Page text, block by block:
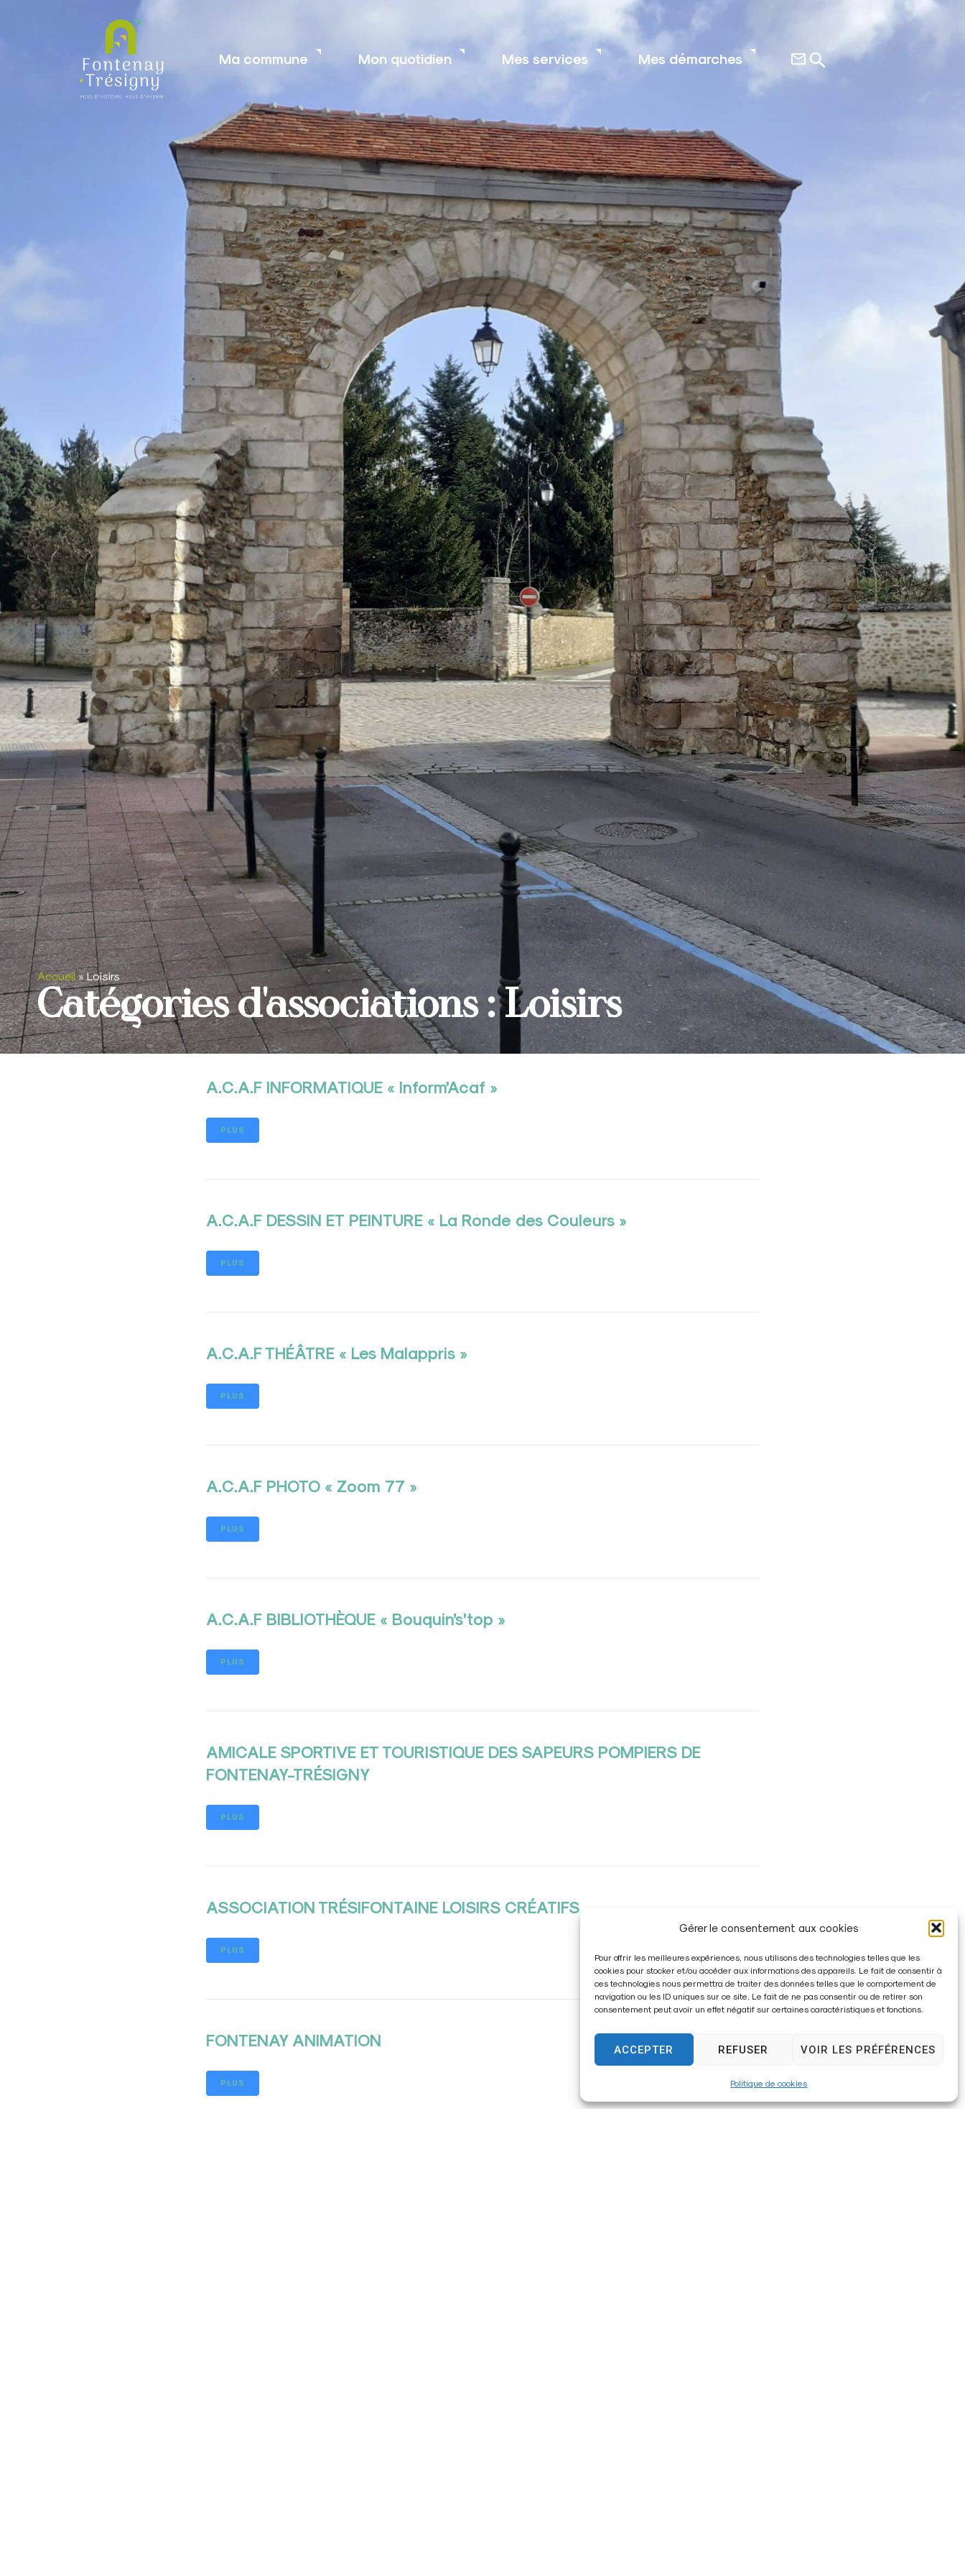
Gérer le consentement aux cookies
Pour offrir les meilleures expériences, nous utilisons des technologies telles que les
cookies pour stocker et/ou accéder aux informations des appareils. Le fait de consentir à
ces technologies nous permettra de traiter des données telles que le comportement de
navigation ou les ID uniques sur ce site. Le fait de ne pas consentir ou de retirer son
consentement peut avoir un effet négatif sur certaines caractéristiques et fonctions.
ACCEPTER REFUSER VOIR LES PRÉFÉRENCES
Politique de cookies
Ma commune Mon quotidien Mes services Mes démarches
Accueil»Loisirs
Catégories d'associations : Loisirs
A.C.A.F INFORMATIQUE « Inform’Acaf »
PLUS
A.C.A.F DESSIN ET PEINTURE « La Ronde des Couleurs »
PLUS
A.C.A.F THÉÂTRE « Les Malappris »
PLUS
A.C.A.F PHOTO « Zoom 77 »
PLUS
A.C.A.F BIBLIOTHÈQUE « Bouquin’s’top »
PLUS
AMICALE SPORTIVE ET TOURISTIQUE DES SAPEURS POMPIERS DE
FONTENAY-TRÉSIGNY
PLUS
ASSOCIATION TRÉSIFONTAINE LOISIRS CRÉATIFS
PLUS
FONTENAY ANIMATION
PLUS